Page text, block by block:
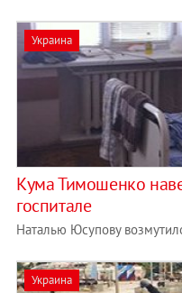
Украина
Кума Тимошенко
госпитале
Наталью Юсупову
Украина